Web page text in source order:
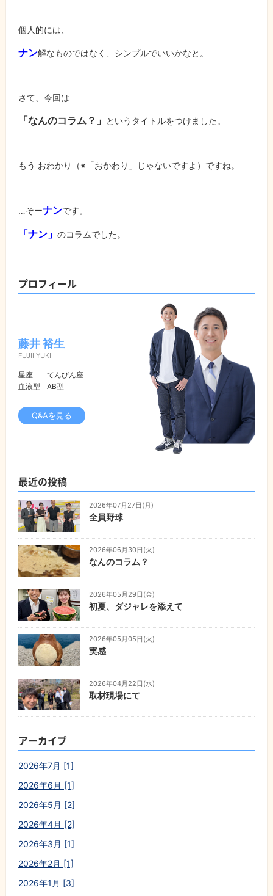
個人的には、
ナン解なものではなく、シンプルでいいかなと。
さて、今回は
「なんのコラム？」 というタイトルをつけました。
もう おわかり（※「おかわり」じゃないですよ）ですね。
…そーナンです。
「ナン」 のコラムでした。
プロフィール
藤井 裕生
FUJII YUKI
星座
てんびん座
血液型
AB型
Q&Aを見る
最近の投稿
2026年07月27日(月)
全員野球
2026年06月30日(火)
なんのコラム？
2026年05月29日(金)
初夏、ダジャレを添えて
2026年05月05日(火)
実感
2026年04月22日(水)
取材現場にて
アーカイブ
2026年7月 [1]
2026年6月 [1]
2026年5月 [2]
2026年4月 [2]
2026年3月 [1]
2026年2月 [1]
2026年1月 [3]